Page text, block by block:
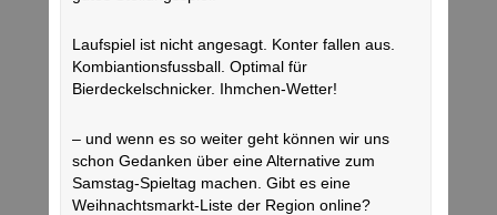
Laufspiel ist nicht angesagt. Konter fallen aus.
Kombiantionsfussball. Optimal für
Bierdeckelschnicker. Ihmchen-Wetter!
– und wenn es so weiter geht können wir uns
schon Gedanken über eine Alternative zum
Samstag-Spieltag machen. Gibt es eine
Weihnachtsmarkt-Liste der Region online?